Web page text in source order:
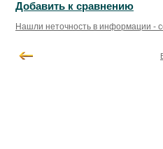
Добавить к сравнению
Нашли неточность в информации -